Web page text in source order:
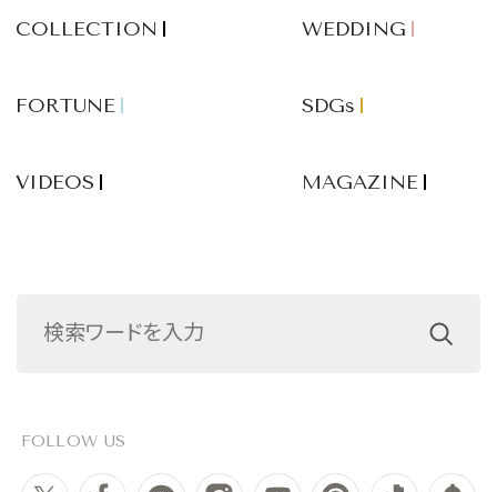
COLLECTION WEDDING
FORTUNE SDGs
VIDEOS MAGAZINE
FOLLOW US